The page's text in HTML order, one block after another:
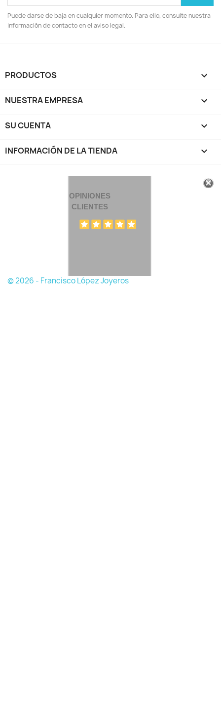
Puede darse de baja en cualquier momento. Para ello, consulte nuestra
información de contacto en el aviso legal.
PRODUCTOS 
NUESTRA EMPRESA 
SU CUENTA 
INFORMACIÓN DE LA TIENDA keyboard_arrow_down
OPINIONES
CLIENTES
© 2026 - Francisco López Joyeros